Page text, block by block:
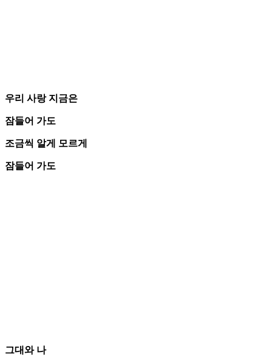
우리 사랑 지금은
잠들어 가도
조금씩 알게 모르게
잠들어 가도
그대와 나